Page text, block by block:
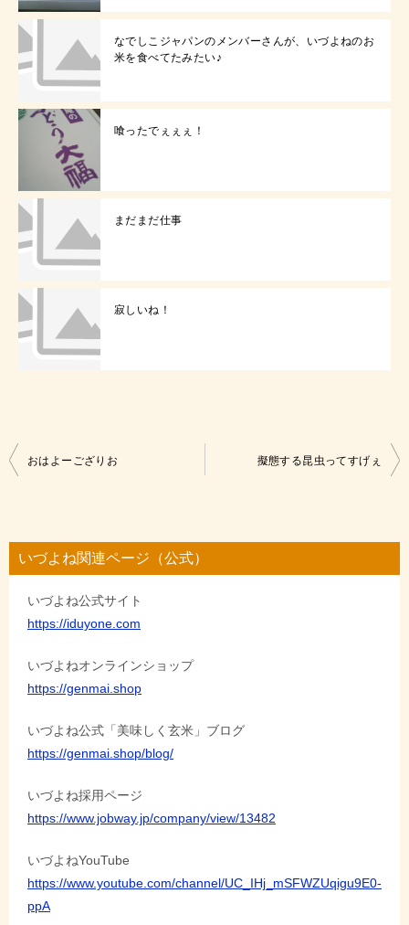
なでしこジャパンのメンバーさんが、いづよねのお
米を食べてたみたい♪
喰ったでぇぇぇ！
まだまだ仕事
寂しいね！
投
ビ
ゲ
おはよーござりお 擬態する昆虫ってすげぇ
いづよね関連ページ（公式）
いづよね公式サイト
https://iduyone.com
いづよねオンラインショップ
https://genmai.shop
いづよね公式「美味しく玄米」ブログ
https://genmai.shop/blog/
いづよね採用ページ
https://www.jobway.jp/company/view/13482
いづよねYouTube
https://www.youtube.com/channel/UC_IHj_mSFWZUqigu9E0-
ppA